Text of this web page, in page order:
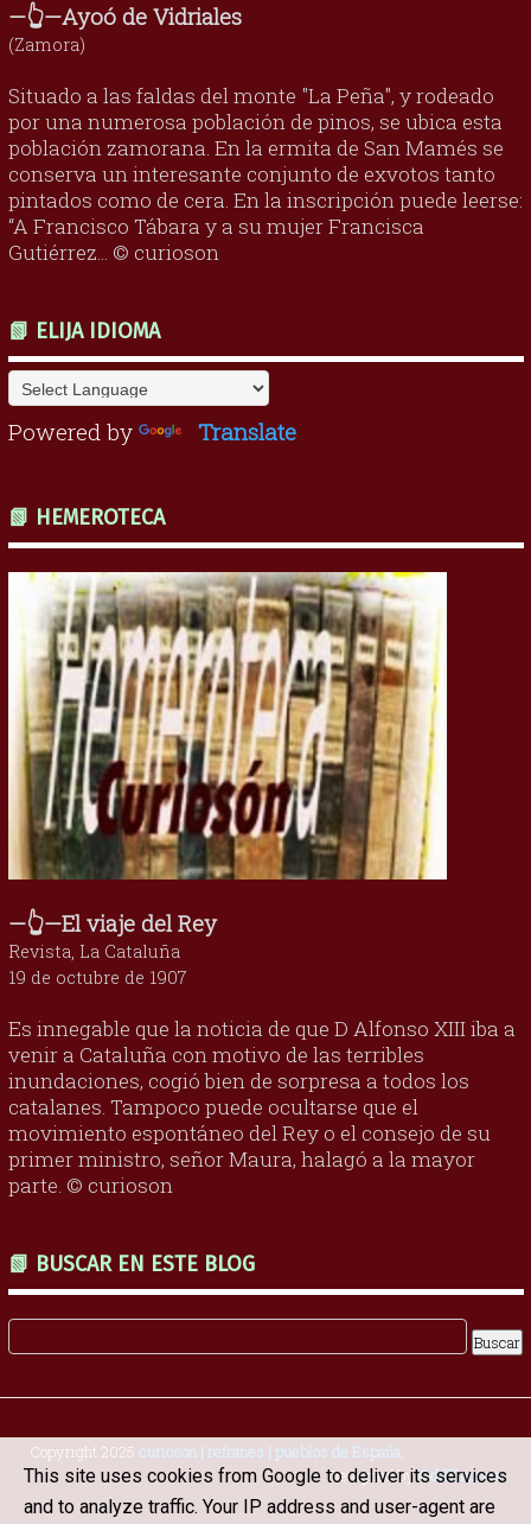
—👆—Ayoó de Vidriales
(Zamora)
Situado a las faldas del monte "La Peña", y rodeado
por una numerosa población de pinos, se ubica esta
población zamorana. En la ermita de San Mamés se
conserva un interesante conjunto de exvotos tanto
pintados como de cera. En la inscripción puede leerse:
“A Francisco Tábara y a su mujer Francisca
Gutiérrez... © curioson
📗 ELIJA IDIOMA
Powered by Translate
📗 HEMEROTECA
—👆—El viaje del Rey
Revista, La Cataluña
19 de octubre de 1907
Es innegable que la noticia de que D Alfonso XIII iba a
venir a Cataluña con motivo de las terribles
inundaciones, cogió bien de sorpresa a todos los
catalanes. Tampoco puede ocultarse que el
movimiento espontáneo del Rey o el consejo de su
primer ministro, señor Maura, halagó a la mayor
parte. © curioson
📗 BUSCAR EN ESTE BLOG
Copyright 2025 curioson | refranes | pueblos de España
Designed byOddThemes
This site uses cookies from Google to deliver its services
and to analyze traffic. Your IP address and user-agent are